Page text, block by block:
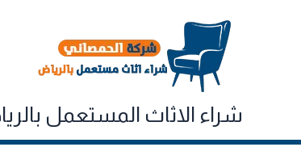
شراء الاثاث المستعمل بالرياض |